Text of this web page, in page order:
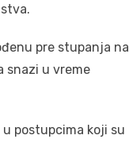
pre stupanja na
snazi u vreme
postupcima koji su